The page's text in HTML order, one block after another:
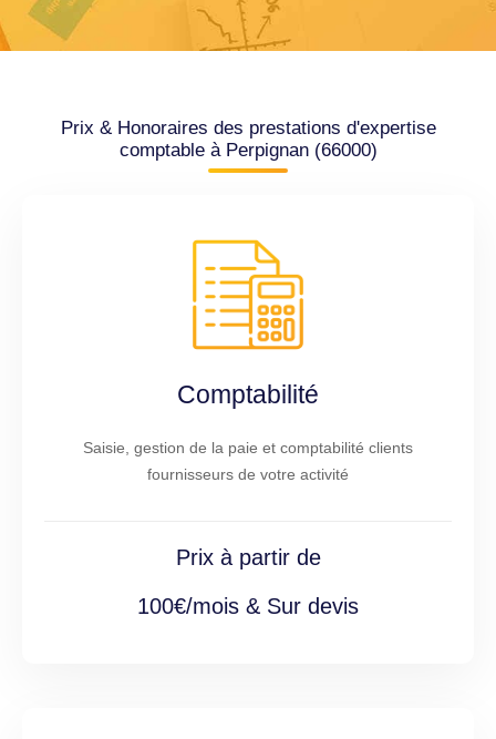
Prix & Honoraires des prestations d'expertise
comptable à Perpignan (66000)
Comptabilité
Saisie, gestion de la paie et comptabilité clients
fournisseurs de votre activité
Prix à partir de
100€/mois & Sur devis